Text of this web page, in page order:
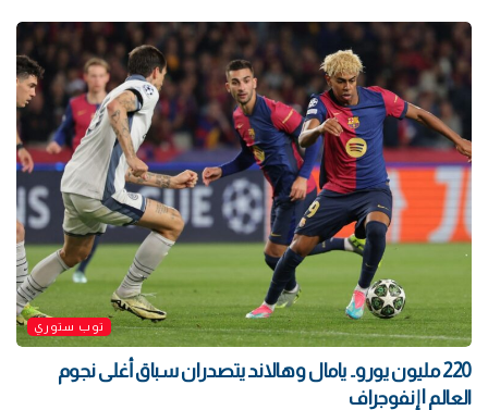
توب ستوري
220 مليون يورو.. يامال وهالاند يتصدران سباق أغلى نجوم
العالم | إنفوجراف